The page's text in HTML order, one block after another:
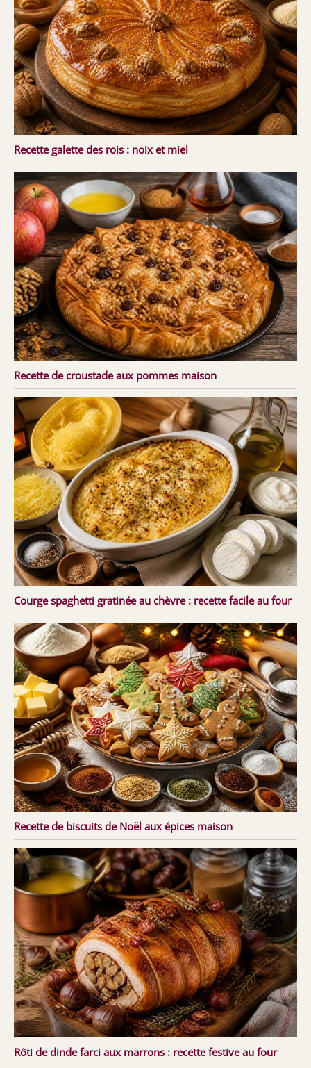
Recette galette des rois : noix et miel
Recette de croustade aux pommes maison
Courge spaghetti gratinée au chèvre : recette facile au four
Recette de biscuits de Noël aux épices maison
Rôti de dinde farci aux marrons : recette festive au four